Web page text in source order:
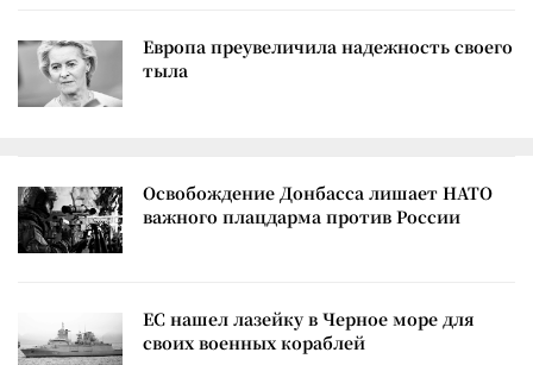
Европа преувеличила надежность своего
тыла
Освобождение Донбасса лишает НАТО
важного плацдарма против России
ЕС нашел лазейку в Черное море для
своих военных кораблей